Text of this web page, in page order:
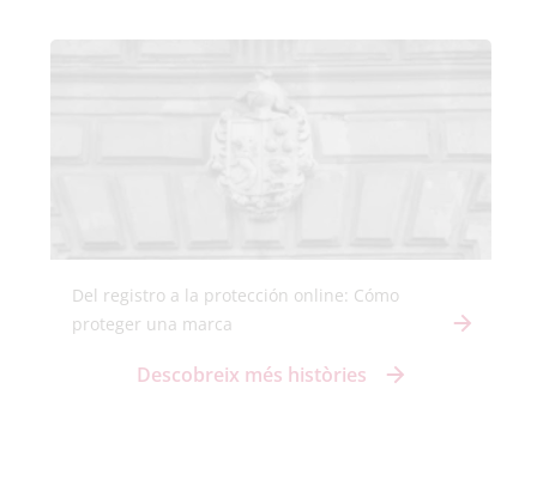
Del registro a la protección online: Cómo
proteger una marca
Descobreix més històries